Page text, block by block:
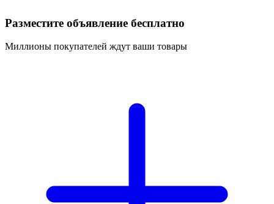
Разместите объявление бесплатно
Миллионы покупателей ждут ваши товары